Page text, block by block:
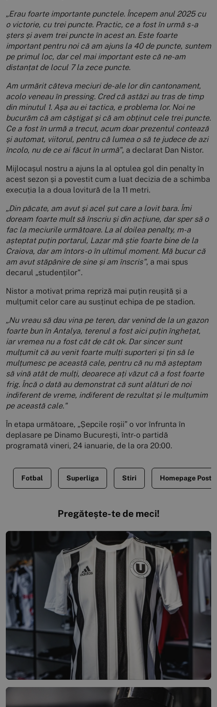
„Erau foarte importante punctele. Începem anul 2025 cu
o victorie, cu trei puncte. Practic, ce a fost în urmă s-a
șters și avem trei puncte în acest an. Este foarte
important pentru noi că am ajuns la 40 de puncte, suntem
pe primul loc, dar cel mai important este că ne-am
distanțat de locul 7 la zece puncte.
Am urmărit câteva meciuri de-ale lor din cantonament,
acolo veneau în pressing. Cred că astăzi au tras de timp
din minutul 1. Așa au ei tactica, e problema lor. Noi ne
bucurăm că am câștigat și că am obținut cele trei puncte.
Ce a fost în urmă a trecut, acum doar prezentul contează
și automat, viitorul, pentru că lumea o să te judece de azi
încolo, nu de ce ai făcut în urmă", a declarat Dan Nistor.
Mijlocașul nostru a ajuns la al optulea gol din penalty în
acest sezon și a povestit cum a luat decizia de a schimba
execuția la a doua lovitură de la 11 metri.
„Din păcate, am avut și acel șut care a lovit bara. Îmi
doream foarte mult să înscriu și din acțiune, dar sper să o
fac la meciurile următoare. La al doilea penalty, m-a
așteptat puțin portarul, Lazar mă știe foarte bine de la
Craiova, dar am întors-o în ultimul moment. Mă bucur că
am avut stăpânire de sine și am înscris", a mai spus
decarul „studenților".
Nistor a motivat prima repriză mai puțin reușită și a
mulțumit celor care au susținut echipa de pe stadion.
„Nu vreau să dau vina pe teren, dar venind de la un gazon
foarte bun în Antalya, terenul a fost aici puțin înghețat,
iar vremea nu a fost cât de cât ok. Dar sincer sunt
mulțumit că au venit foarte mulți suporteri și țin să le
mulțumesc pe această cale, pentru că nu mă așteptam
să vină atât de mulți, deoarece ați văzut că a fost foarte
frig. Încă o dată au demonstrat că sunt alături de noi
indiferent de vreme, indiferent de rezultat și le mulțumim
pe această cale."
În etapa următoare, „Șepcile roșii” o vor înfrunta în
deplasare pe Dinamo București, într-o partidă
programată vineri, 24 ianuarie, de la ora 20:00.
Fotbal Superliga Stiri Homepage Posts
Pregătește-te de meci!